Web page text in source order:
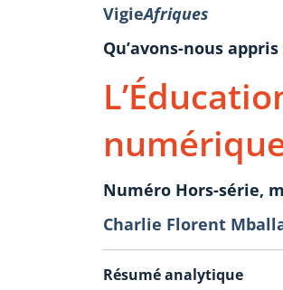
VigieAfriques
Qu’avons-nous
Numéro Hors-série,
Charlie Florent
Résumé analytique